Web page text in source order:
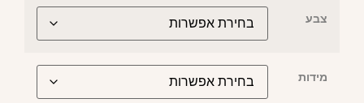
צבע
מידות